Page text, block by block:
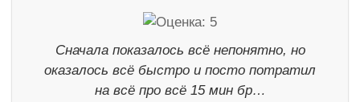
Сначала показалось всё непонятно, но
оказалось всё быстро и посто потратил
на всё про всё 15 мин бр…